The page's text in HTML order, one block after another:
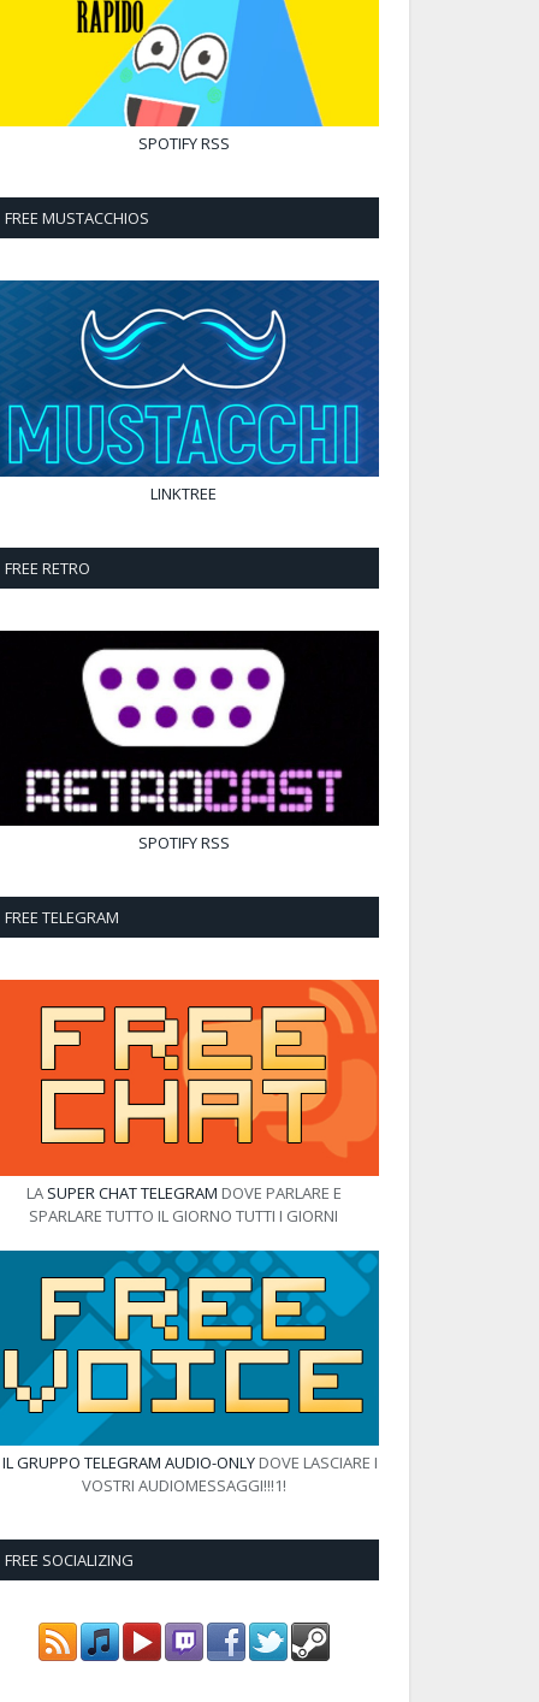
SPOTIFYRSS
FREE MUSTACCHIOS
LINKTREE
FREE RETRO
SPOTIFYRSS
FREE TELEGRAM
LA SUPER CHAT TELEGRAM DOVE PARLARE E
SPARLARE TUTTO IL GIORNO TUTTI I GIORNI
IL GRUPPO TELEGRAM AUDIO-ONLYDOVE LASCIARE I
VOSTRI AUDIOMESSAGGI!!!1!
FREE SOCIALIZING